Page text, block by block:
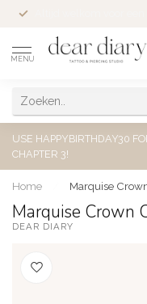
MENU
USE HAPPYBIRTHDAY30
CHAPTER 3!
Home Marquise
Marquise Crown
DEAR DIARY